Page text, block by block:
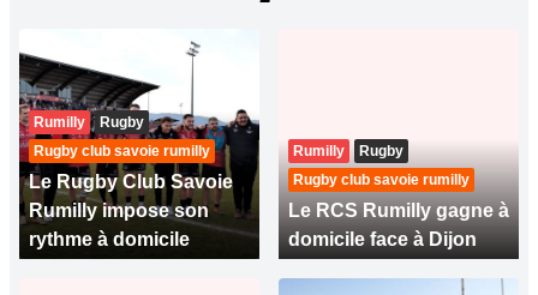
Rumilly
Rugby
Rugby club savoie rumilly
Le Rugby Club Savoie
Rumilly impose son
rythme à domicile
Rumilly
Rugby
Rugby club savoie rumilly
Le RCS Rumilly gagne à
domicile face à Dijon